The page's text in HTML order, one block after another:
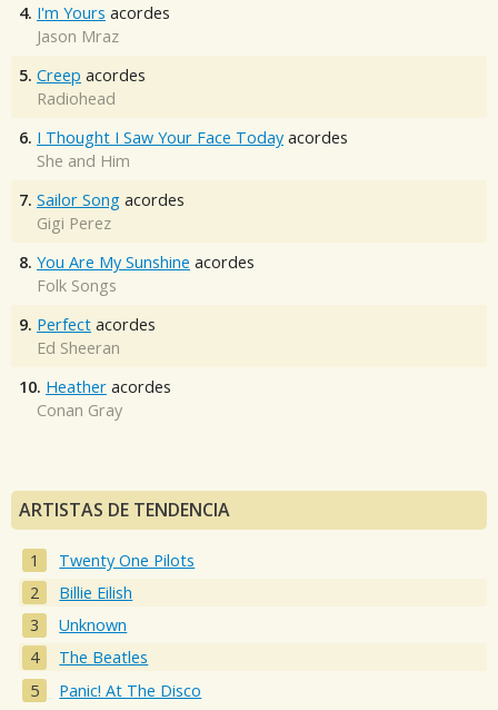
4. I'm Yours acordes
Jason Mraz
5. Creep acordes
Radiohead
6. I Thought I Saw Your Face Today acordes
She and Him
7. Sailor Song acordes
Gigi Perez
8. You Are My Sunshine acordes
Folk Songs
9. Perfect acordes
Ed Sheeran
10. Heather acordes
Conan Gray
ARTISTAS DE TENDENCIA
Twenty One Pilots
Billie Eilish
Unknown
The Beatles
Panic! At The Disco